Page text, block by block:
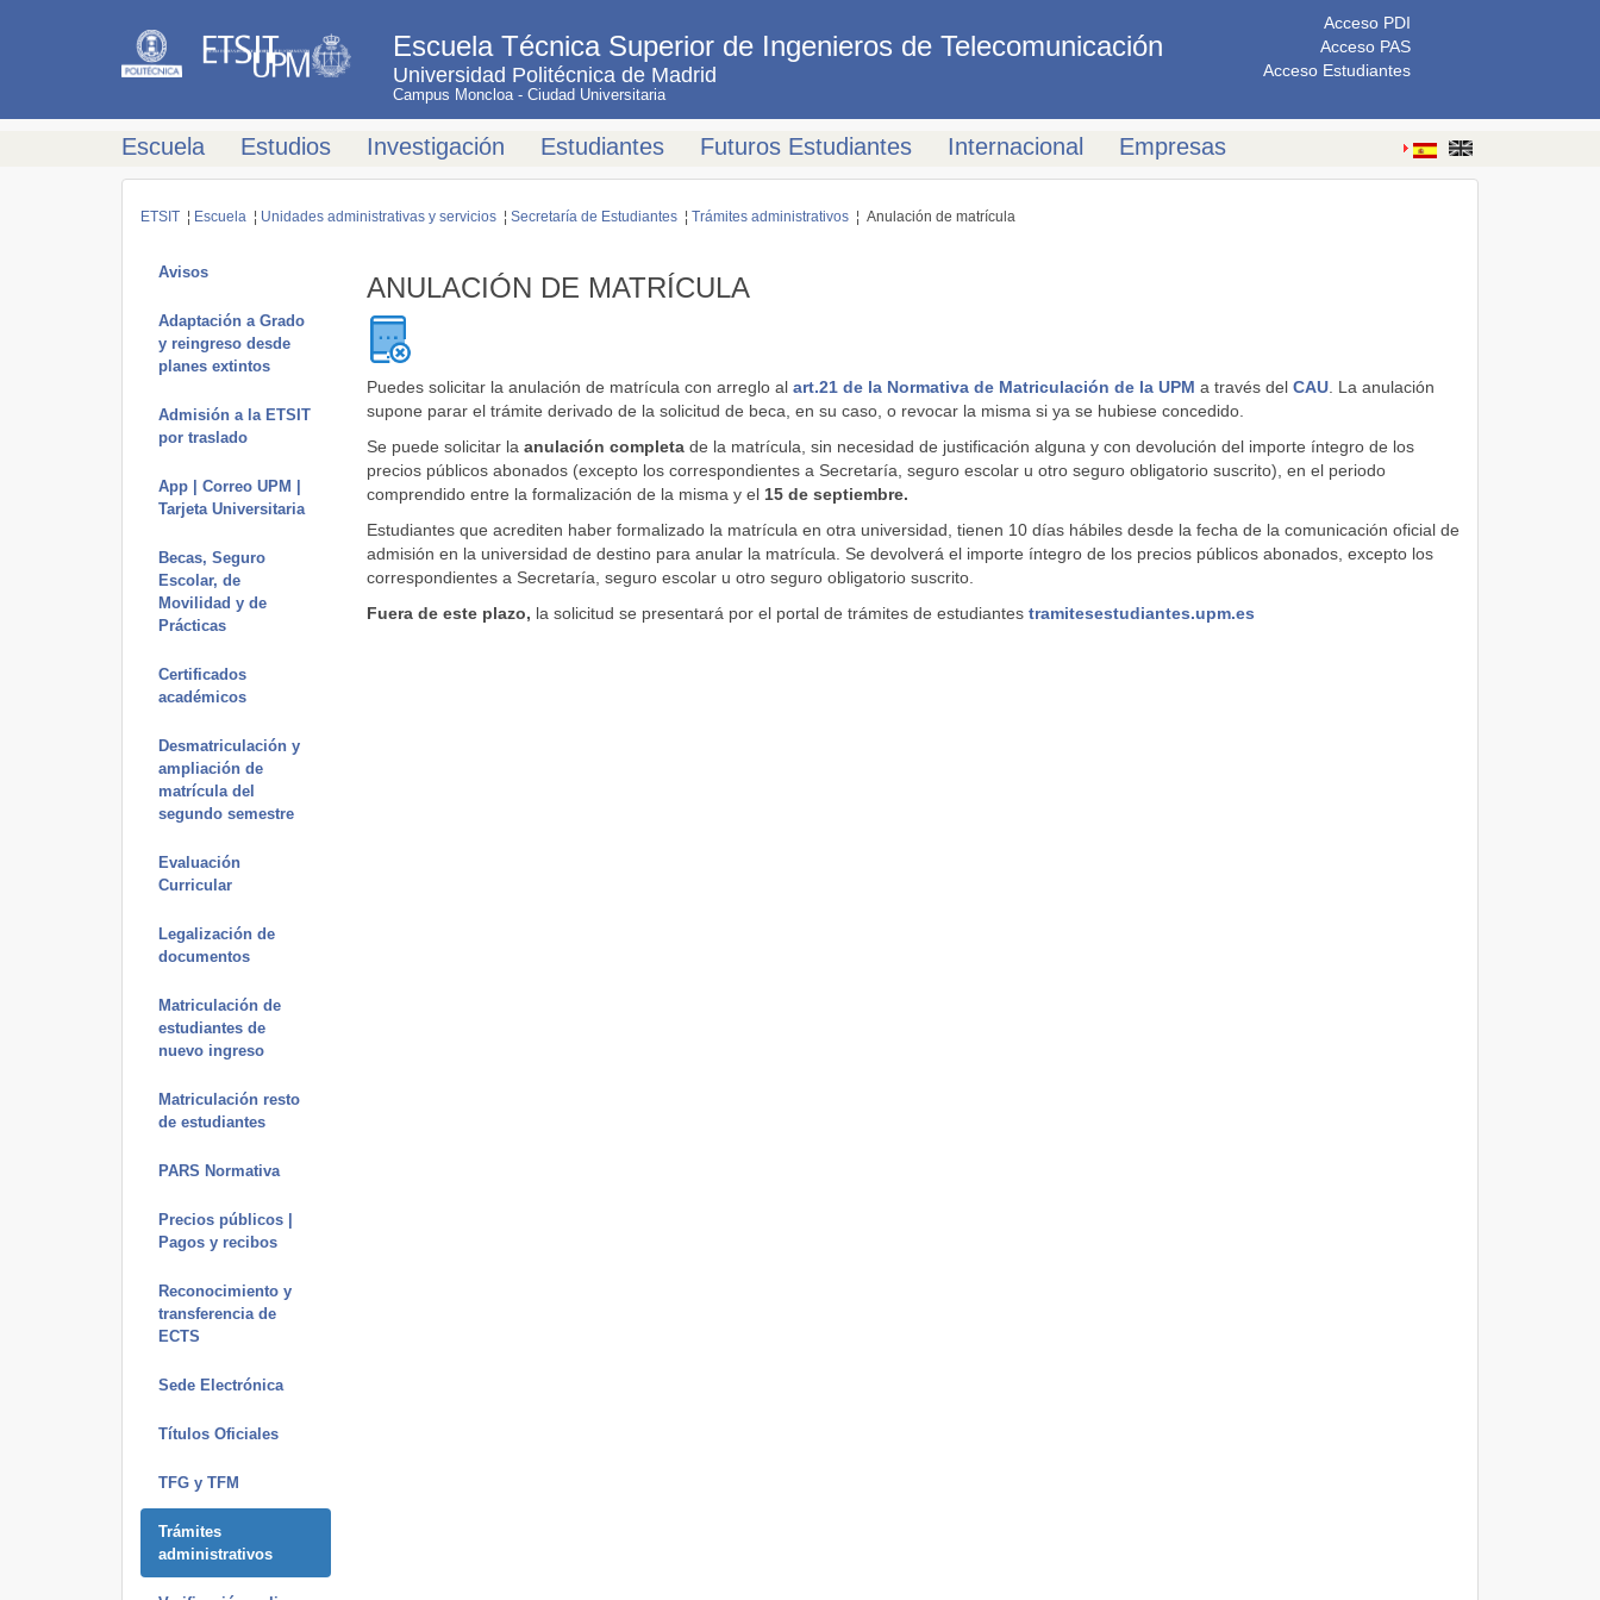
Escuela Técnica Superior de Ingenieros de Telecomunicación
Universidad Politécnica de Madrid
Campus Moncloa - Ciudad Universitaria
Acceso PDI
Acceso PAS
Acceso Estudiantes
Escuela Estudios Investigación Estudiantes Futuros Estudiantes Internacional Empresas
ETSIT ¦ Escuela ¦ Unidades administrativas y servicios ¦ Secretaría de Estudiantes ¦ Trámites administrativos ¦ Anulación de matrícula
Avisos
Adaptación a Grado
y reingreso desde
planes extintos
Admisión a la ETSIT
por traslado
App | Correo UPM |
Tarjeta Universitaria
Becas, Seguro
Escolar, de
Movilidad y de
Prácticas
Certificados
académicos
Desmatriculación y
ampliación de
matrícula del
segundo semestre
Evaluación
Curricular
Legalización de
documentos
Matriculación de
estudiantes de
nuevo ingreso
Matriculación resto
de estudiantes
PARS Normativa
Precios públicos |
Pagos y recibos
Reconocimiento y
transferencia de
ECTS
Sede Electrónica
Títulos Oficiales
TFG y TFM
Trámites
administrativos
ANULACIÓN DE MATRÍCULA
Puedes solicitar la anulación de matrícula con arreglo al art.21 de la Normativa de Matriculación de la UPM a través del CAU. La anulación
supone parar el trámite derivado de la solicitud de beca, en su caso, o revocar la misma si ya se hubiese concedido.
Se puede solicitar la anulación completade la matrícula, sin necesidad de justificación alguna y con devolución del importe íntegro de los
precios públicos abonados (excepto los correspondientes a Secretaría, seguro escolar u otro seguro obligatorio suscrito), en el periodo
comprendido entre la formalización de la misma y el 15 de septiembre.
Estudiantes que acrediten haber formalizado la matrícula en otra universidad, tienen 10 días hábiles desde la fecha de la comunicación oficial de
admisión en la universidad de destino para anular la matrícula. Se devolverá el importe íntegro de los precios públicos abonados, excepto los
correspondientes a Secretaría, seguro escolar u otro seguro obligatorio suscrito.
Fuera de este plazo, la solicitud se presentará por el portal de trámites de estudiantes tramitesestudiantes.upm.es